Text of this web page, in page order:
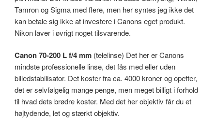
Tamron og Sigma med flere, men her syntes jeg ikke det
kan betale sig ikke at investere i Canons eget produkt.
Nikon laver i øvrigt noget tilsvarende.
Canon 70-200 L f/4 mm (telelinse) Det her er Canons
mindste professionelle linse, det fås med eller uden
billedstabilisator. Det koster fra ca. 4000 kroner og opefter,
det er selvfølgelig mange penge, men meget billigt i forhold
til hvad dets brødre koster. Med det her objektiv får du et
højtydende, let og stærkt objektiv.